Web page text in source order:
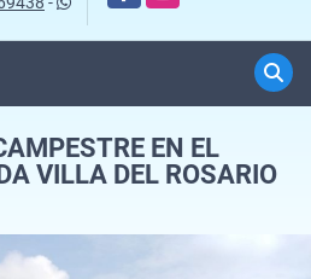
EN EL
VILLA DEL ROSARIO